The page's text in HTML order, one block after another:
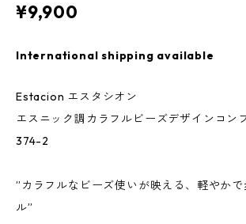
¥9,900
International shipping available
Estacion エスタシオン
エスニック調カラフルビーズデザインコン
374-2
”カラフルなビーズ使いが映える、軽やか
ル”